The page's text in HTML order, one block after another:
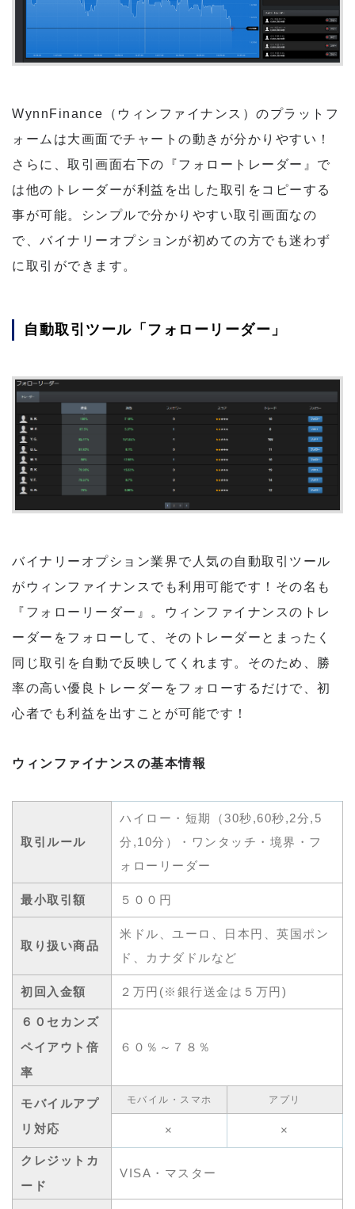
WynnFinance（ウィンファイナンス）のプラットフ
ォームは大画面でチャートの動きが分かりやすい！
さらに、取引画面右下の『フォロートレーダー』で
は他のトレーダーが利益を出した取引をコピーする
事が可能。シンプルで分かりやすい取引画面なの
で、バイナリーオプションが初めての方でも迷わず
に取引ができます。
自動取引ツール「フォローリーダー」
バイナリーオプション業界で人気の自動取引ツール
がウィンファイナンスでも利用可能です！その名も
『フォローリーダー』。ウィンファイナンスのトレ
ーダーをフォローして、そのトレーダーとまったく
同じ取引を自動で反映してくれます。そのため、勝
率の高い優良トレーダーをフォローするだけで、初
心者でも利益を出すことが可能です！
ウィンファイナンスの基本情報
取引ルール
ハイロー・短期（30秒,60秒,2分,5
分,10分）・ワンタッチ・境界・フ
ォローリーダー
最小取引額 ５００円
取り扱い商品
米ドル、ユーロ、日本円、英国ポン
ド、カナダドルなど
初回入金額 ２万円(※銀行送金は５万円)
６０セカンズ
ペイアウト倍
率
６０％～７８％
モバイルアプ
リ対応
モバイル・スマホ アプリ
× ×
クレジットカ
ード
VISA・マスター